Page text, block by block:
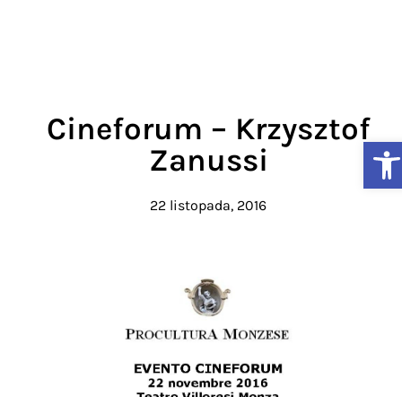
Cineforum – Krzysztof
Zanussi
22 listopada, 2016